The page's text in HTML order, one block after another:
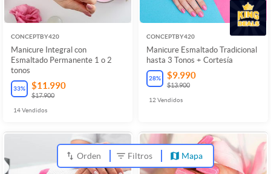
CONCEPTBY420
Manicure Integral con
Esmaltado Permanente 1 o 2
tonos
33% $11.990
$17.900
14Vendidos
CONCEPTBY420
Manicure Esmaltado Tradicional
hasta 3 Tonos + Cortesía
28% $9.990
$13.900
12 Vendidos
Orden Filtros Mapa